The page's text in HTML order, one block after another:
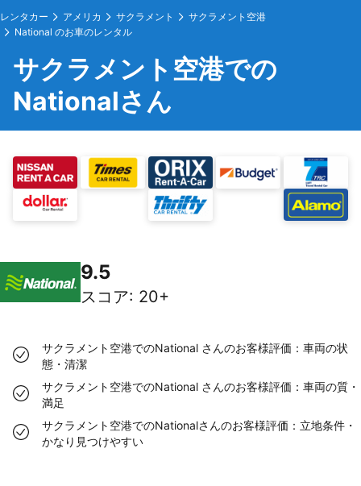
レンタカー アメリカ サクラメント
サクラメント空港
National のお車のレンタル
サクラメント空港での
Nationalさん
9.5
スコア: 20+
サクラメント空港でのNational さんのお客様評価：車両の状
態・清潔
サクラメント空港でのNational さんのお客様評価：車両の質・
満足
サクラメント空港でのNationalさんのお客様評価：立地条件・
かなり見つけやすい